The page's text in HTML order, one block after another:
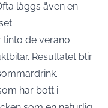
läggs även en
tinto de verano
Resultatet blir
har bott i